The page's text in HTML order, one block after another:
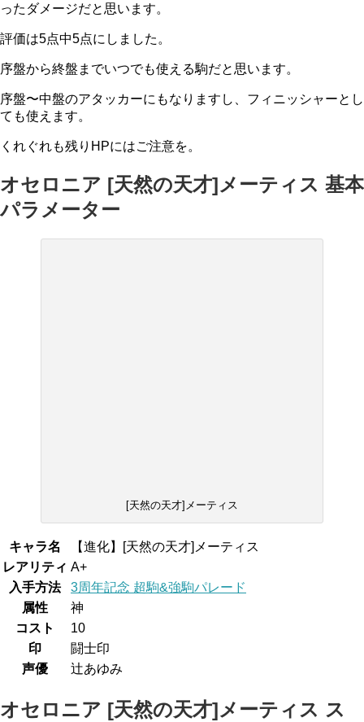
ったダメージだと思います。
評価は5点中5点にしました。
序盤から終盤までいつでも使える駒だと思います。
序盤〜中盤のアタッカーにもなりますし、フィニッシャーとし
ても使えます。
くれぐれも残りHPにはご注意を。
オセロニア [天然の天才]メーティス 基本
パラメーター
[天然の天才]メーティス
キャラ名
【進化】[天然の天才]メーティス
レアリティ A+
入手方法
3周年記念 超駒&強駒パレード
属性
神
コスト
10
印
闘士印
声優
辻あゆみ
オセロニア [天然の天才]メーティス ス